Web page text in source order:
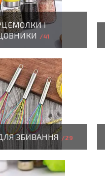
І
41
ЗБИВАННЯ 29